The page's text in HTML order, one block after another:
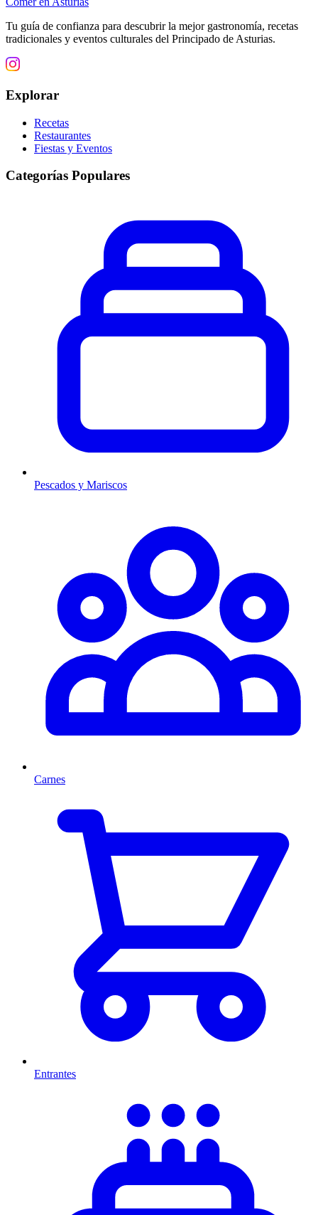
Tu guía de confianza para descubrir la mejor gastronomía, recetas
tradicionales y eventos culturales del Principado de Asturias.
Explorar
Recetas
Restaurantes
Fiestas y Eventos
Categorías Populares
Pescados y Mariscos
Carnes
Entrantes